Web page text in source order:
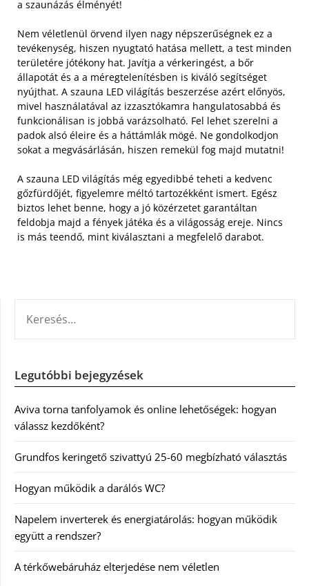
a szaunázás élményét!
Nem véletlenül örvend ilyen nagy népszerűségnek ez a
tevékenység, hiszen nyugtató hatása mellett, a test minden
területére jótékony hat. Javítja a vérkeringést, a bőr
állapotát és a a méregtelenítésben is kiváló segítséget
nyújthat. A szauna LED világítás beszerzése azért előnyös,
mivel használatával az izzasztókamra hangulatosabbá és
funkcionálisan is jobbá varázsolható. Fel lehet szerelni a
padok alsó éleire és a háttámlák mögé. Ne gondolkodjon
sokat a megvásárlásán, hiszen remekül fog majd mutatni!
A szauna LED világítás még egyedibbé teheti a kedvenc
gőzfürdőjét, figyelemre méltó tartozékként ismert. Egész
biztos lehet benne, hogy a jó közérzetet garantáltan
feldobja majd a fények játéka és a világosság ereje. Nincs
is más teendő, mint kiválasztani a megfelelő darabot.
Legutóbbi bejegyzések
Aviva torna tanfolyamok és online lehetőségek: hogyan
válassz kezdőként?
Grundfos keringető szivattyú 25-60 megbízható választás
Hogyan működik a darálós WC?
Napelem inverterek és energiatárolás: hogyan működik
együtt a rendszer?
A térkőwebáruház elterjedése nem véletlen